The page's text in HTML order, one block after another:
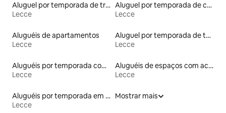
Aluguel por temporada de trullo
Lecce
Aluguel por temporada de casas de veraneio
Lecce
Aluguéis de apartamentos
Lecce
Aluguel por temporada de townhouses
Lecce
Aluguéis por temporada com caiaque
Lecce
Aluguéis de espaços com acesso direto a pistas de esqui
Lecce
Aluguéis por temporada em hotéis-fazenda
Lecce
Mostrar mais